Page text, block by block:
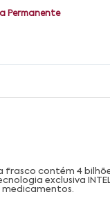
Permanente
contém 4
exclusiva
medicamentos.